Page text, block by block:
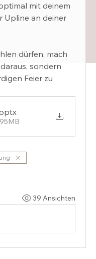
mit deinem
Upline an deiner
dürfen, mach
sondern
Feier zu
39 Ansichten